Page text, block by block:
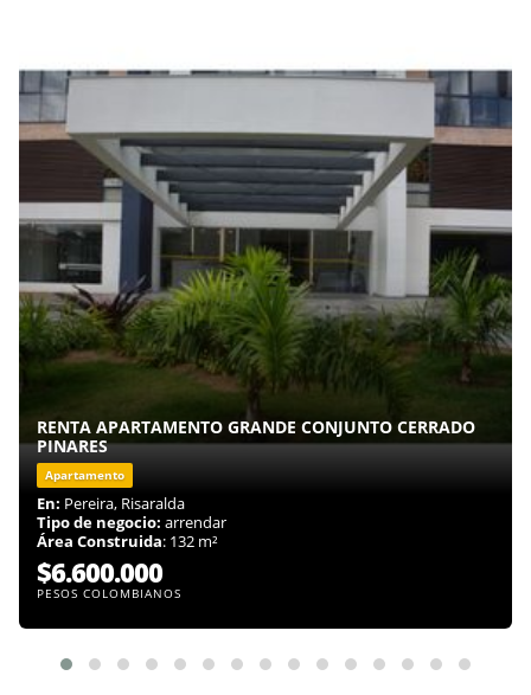
RENTA APARTAMENTO GRANDE CONJUNTO CERRADO
PINARES
Apartamento
En: Pereira, Risaralda
Tipo de negocio: arrendar
Área Construida: 132 m²
$6.600.000
PESOS COLOMBIANOS